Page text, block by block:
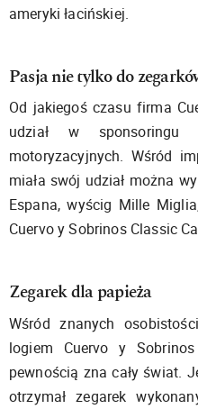
ameryki łacińskiej.
Pasja nie tylko do
Od jakiegoś czasu firma
udział w sponsoringu
motoryzacyjnych. Wśród
miała swój udział można
Espana, wyścig Mille
Cuervo y Sobrinos Classic
Zegarek dla papieża
Wśród znanych
logiem Cuervo y
pewnością zna cały świat.
otrzymał zegarek